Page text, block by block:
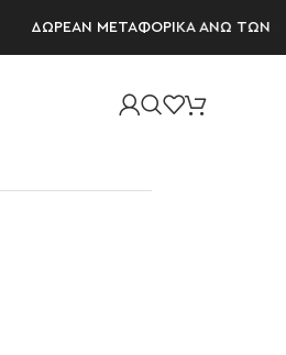
ΔΩΡΕΑΝ ΜΕΤΑΦΟΡΙΚΑ ΑΝΩ ΤΩΝ 35€!